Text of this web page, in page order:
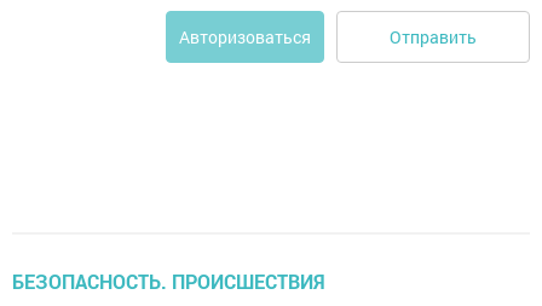
Авторизоваться Отправить
БЕЗОПАСНОСТЬ. ПРОИСШЕСТВИЯ